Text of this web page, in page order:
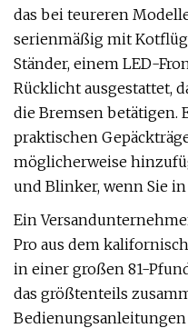
das bei teureren
serienmäßig mit
Ständer, einem LED-
Rücklicht ausgestattet,
die Bremsen betätigen.
praktischen
möglicherweise
und Blinker, wenn Sie
Ein
Pro aus dem
in einer großen 81-
das größtenteils
Bedienungsanleitungen